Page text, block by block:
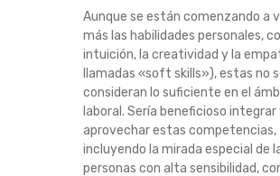
Aunque se están comenzando a
más las habilidades personales,
intuición, la creatividad y la
llamadas «soft skills»), estas no
consideran lo suficiente en el
laboral. Sería beneficioso integrar
aprovechar estas competencias,
incluyendo la mirada especial de
personas con alta sensibilidad,